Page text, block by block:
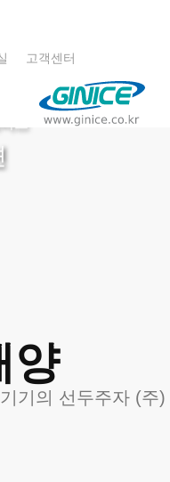
고객센터
이어가는 비즈니스
양
기의 선두주자 (주)